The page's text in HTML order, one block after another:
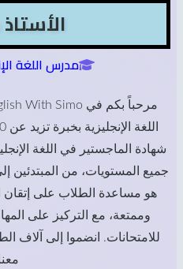
مدرس اللغة
شهادة الماجستير في اللغة
جميع المستويات، من المبتدئين
هو مساعدة الطلاب على إتقان
وممتعة، مع التركيز على
للامتحانات. انضموا إلى آلاف